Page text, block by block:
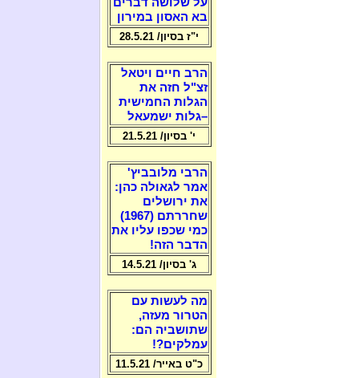
בא האסון במירון
י"ז בסיון/ 28.5.21
הרב חיים ויטאל
זצ"ל חזה את
הגלות החמישית
–גלות ישמעאל
י' בסיון/ 21.5.21
הרבי מלובביץ'
אמר לגאולה כהן:
את ירושלים
שחררתם (1967)
כמי שכפו עליו את
הדבר הזה!
ג' בסיון/ 14.5.21
מה לעשות עם
הטרור מעזה,
שתושביה הם:
עמלקים?!
כ"ט באייר/ 11.5.21